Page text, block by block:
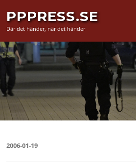
innehåll
PPPRESS.SE
Där det händer, när det händer
2006-01-19